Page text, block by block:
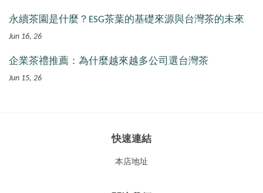
永續茶園是什麼？ESG茶葉的基礎來源與台灣茶的未來
Jun 16, 26
企業茶禮推薦：為什麼越來越多公司選台灣茶
Jun 15, 26
快速連結
本店地址